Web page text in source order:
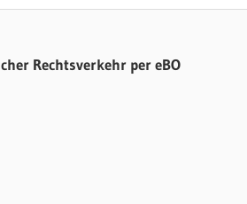
Rechtsverkehr per eBO